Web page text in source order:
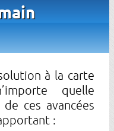
à la carte
quelle
ces avancées
: